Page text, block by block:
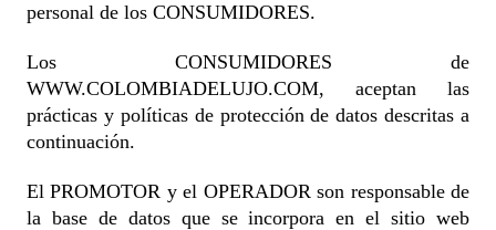
personal de los CONSUMIDORES.
Los CONSUMIDORES de
WWW.COLOMBIADELUJO.COM, aceptan las
prácticas y políticas de protección de datos descritas a
continuación.
El PROMOTOR y el OPERADOR son responsable de
la base de datos que se incorpora en el sitio web